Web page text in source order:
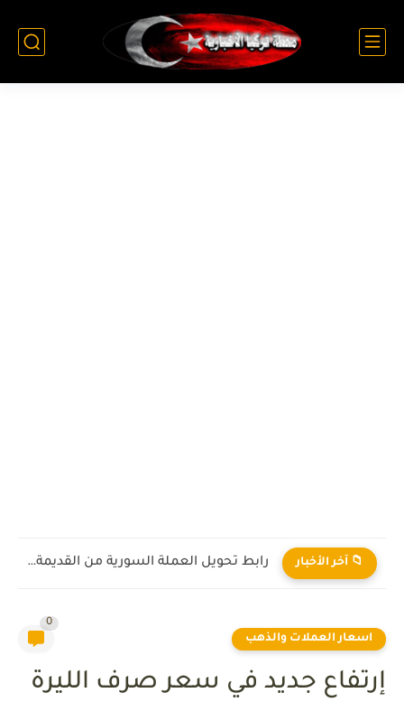
📁 آخر الأخبار رابط تحويل العملة السورية من القديمة إلى الجديدة 2026
اسعار العملات والذهب
0
إرتفاع جديد في سعر صرف الليرة